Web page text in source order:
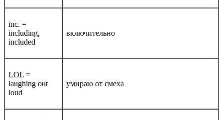
inc. =
including,
included
включительно
LOL =
laughing out
loud
умираю от смеха